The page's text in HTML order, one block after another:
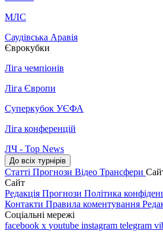
МЛС
Саудівська Аравія
Єврокубки
Ліга чемпіонів
Ліга Європи
Суперкубок УЄФА
Ліга конференцій
ЛЧ - Top News
До всіх турнірів
Статті Прогнози Відео Трансфери
Сайт
Редакція Прогнози Політика
Контакти Правила коментування
Соціальні мережі
facebook x youtube instagram telegram